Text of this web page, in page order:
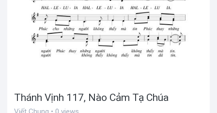
Thánh Vịnh 117, Nào Cảm Tạ Chúa